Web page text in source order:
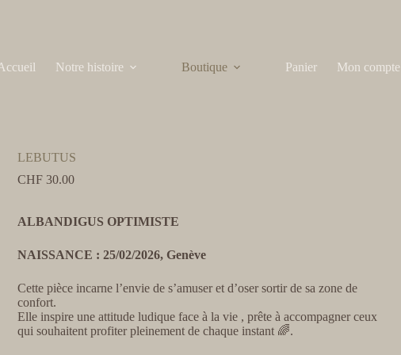
Notre histoire Boutique Panier Mon compte
LEBUTUS
CHF30.00
ALBANDIGUS OPTIMISTE
NAISSANCE : 25/02/2026, Genève
Cette pièce incarne l’envie de s’amuser et d’oser sortir de sa zone de
confort.
Elle inspire une attitude ludique face à la vie , prête à accompagner ceux
qui souhaitent profiter pleinement de chaque instant 🌈.